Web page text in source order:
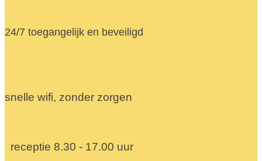
24/7 toegangelijk en beveiligd
snelle wifi, zonder zorgen
receptie 8.30 - 17.00 uur